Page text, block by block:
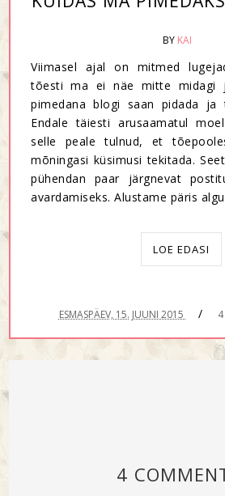
BY KAI
Viimasel ajal on mitmed
tõesti ma ei näe mitte midagi
pimedana blogi saan pidada ja
Endale täiesti arusaamatul
selle peale tulnud, et
mõningasi küsimusi tekitada.
pühendan paar järgnevat
avardamiseks. Alustame päris
LOE EDASI
ESMASPÄEV, 15. JUUNI 2015 /
4